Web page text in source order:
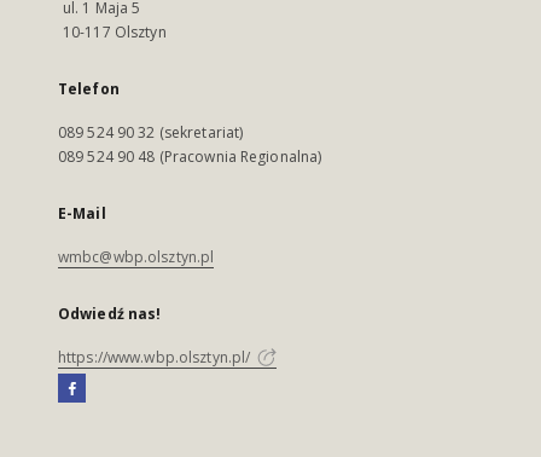
ul. 1 Maja 5
10-117 Olsztyn
Telefon
089 524 90 32 (sekretariat)
089 524 90 48 (Pracownia Regionalna)
E-Mail
wmbc@wbp.olsztyn.pl
Odwiedź nas!
https://www.wbp.olsztyn.pl/